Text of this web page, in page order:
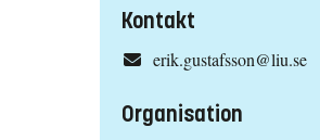
Kontakt
erik.gustafsson@liu.se
Organisation